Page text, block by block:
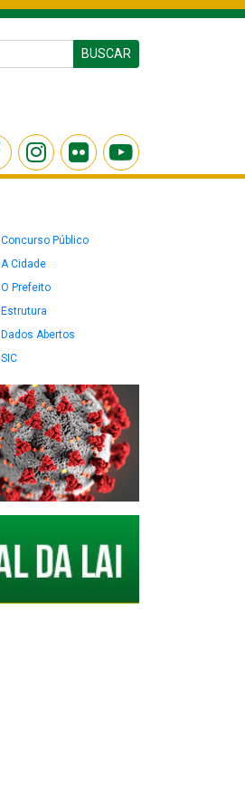
BUSCAR
Concurso Público
A Cidade
O Prefeito
Estrutura
Dados Abertos
SIC